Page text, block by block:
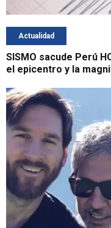
Actualidad
SISMO sacude Perú
el epicentro y la